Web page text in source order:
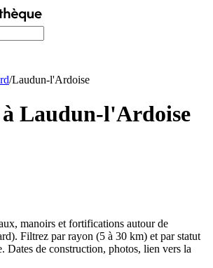
/Laudun-l'Ardoise
Laudun-l'Ardoise
x, manoirs et fortifications autour de
). Filtrez par rayon (5 à 30 km) et par statut
Dates de construction, photos, lien vers la